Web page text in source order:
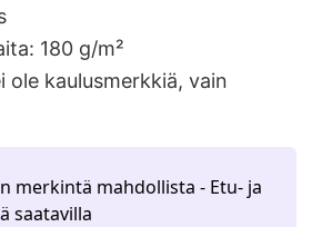
180 g/m²
ole kaulusmerkkiä, vain
merkintä mahdollista - Etu- ja
saatavilla